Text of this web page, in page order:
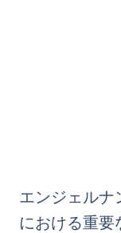
エンジェルナ
における重要